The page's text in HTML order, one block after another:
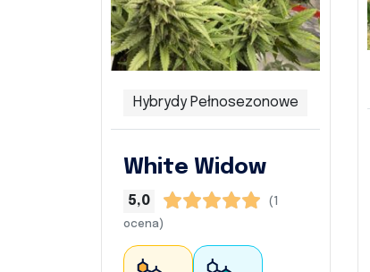
Hybrydy Pełnosezonowe
White Widow
5,0
(1
ocena)